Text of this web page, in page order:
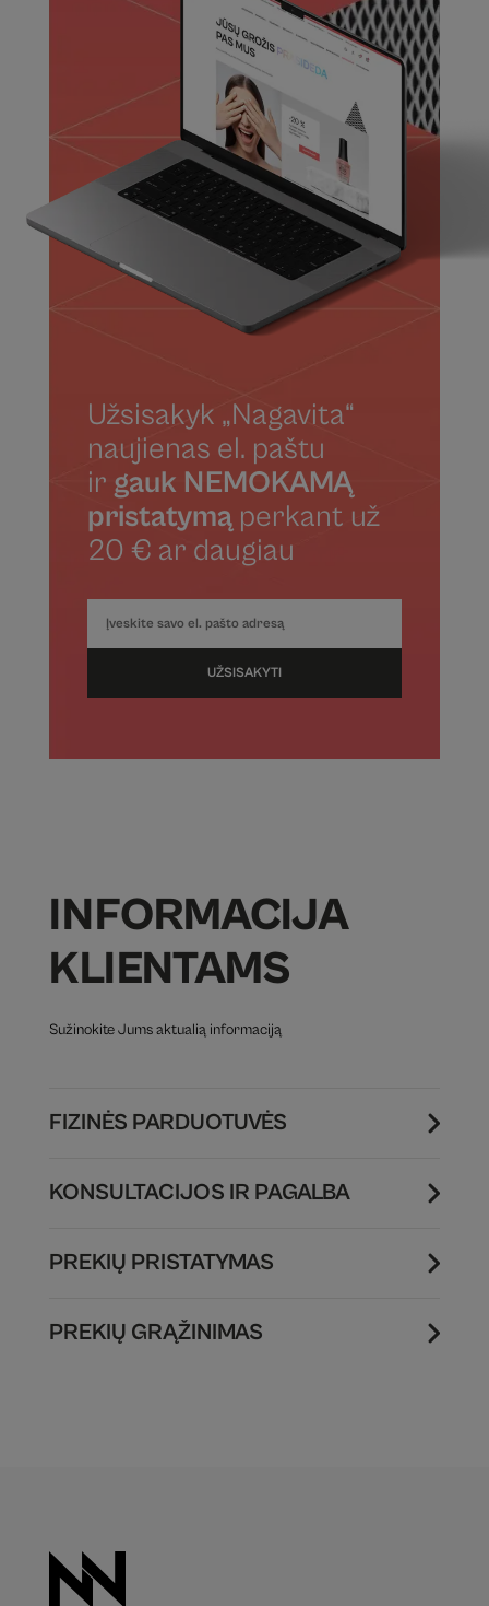
Užsisakyk „Nagavita“
naujienas el. paštu
ir gauk NEMOKAMĄ
pristatymąperkant už
20 € ar daugiau
UŽSISAKYTI
INFORMACIJA
KLIENTAMS
Sužinokite Jums aktualią informaciją
FIZINĖS PARDUOTUVĖS
KONSULTACIJOS IR PAGALBA
PREKIŲ PRISTATYMAS
PREKIŲ GRĄŽINIMAS